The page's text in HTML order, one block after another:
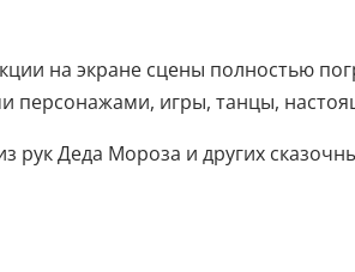
на экране сцены полностью
персонажами, игры, танцы,
Деда Мороза и других